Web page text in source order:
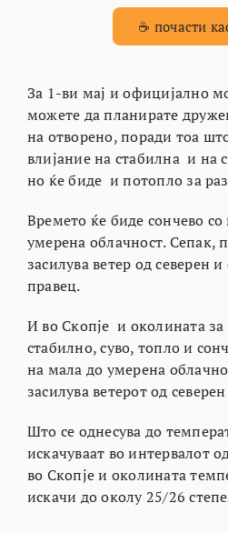
☕ почасти
За 1-ви мај и официјално
можете да планирате
на отворено, поради тоа
влијание на стабилна и на
но ќе биде и потопло за
Времето ќе биде сончево со
умерена облачност. Сепак,
засилува ветер од северен
правец.
И во Скопје и околината
стабилно, суво, топло и
на мала до умерена
засилува ветерот од
Што се однесува до
искачуваат во интервалот
во Скопје и околината
искачи до околу 25/26